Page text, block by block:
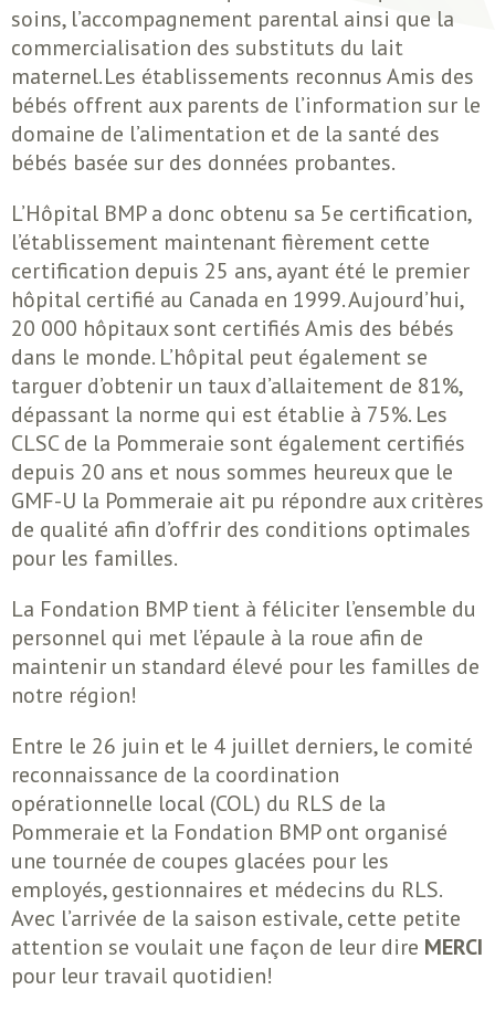
soins, l’accompagnement parental ainsi que la
commercialisation des substituts du lait
maternel. Les établissements reconnus Amis des
bébés offrent aux parents de l’information sur le
domaine de l’alimentation et de la santé des
bébés basée sur des données probantes.
L’Hôpital BMP a donc obtenu sa 5e certification,
l’établissement maintenant fièrement cette
certification depuis 25 ans, ayant été le premier
hôpital certifié au Canada en 1999. Aujourd’hui,
20 000 hôpitaux sont certifiés Amis des bébés
dans le monde. L’hôpital peut également se
targuer d’obtenir un taux d’allaitement de 81%,
dépassant la norme qui est établie à 75%. Les
CLSC de la Pommeraie sont également certifiés
depuis 20 ans et nous sommes heureux que le
GMF-U la Pommeraie ait pu répondre aux critères
de qualité afin d’offrir des conditions optimales
pour les familles.
La Fondation BMP tient à féliciter l’ensemble du
personnel qui met l’épaule à la roue afin de
maintenir un standard élevé pour les familles de
notre région!
Entre le 26 juin et le 4 juillet derniers, le comité
reconnaissance de la coordination
opérationnelle local (COL) du RLS de la
Pommeraie et la Fondation BMP ont organisé
une tournée de coupes glacées pour les
employés, gestionnaires et médecins du RLS.
Avec l’arrivée de la saison estivale, cette petite
attention se voulait une façon de leur dire MERCI
pour leur travail quotidien!